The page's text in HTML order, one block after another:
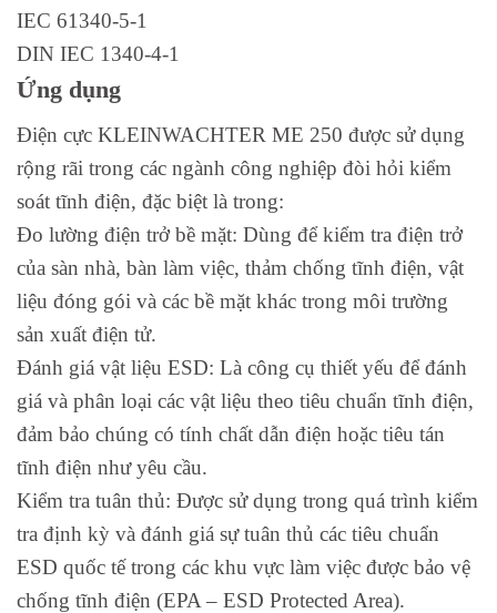
IEC 61340-5-1
DIN IEC 1340-4-1
Ứng dụng
Điện cực KLEINWACHTER ME 250 được sử dụng
rộng rãi trong các ngành công nghiệp đòi hỏi kiểm
soát tĩnh điện, đặc biệt là trong:
Đo lường điện trở bề mặt: Dùng để kiểm tra điện trở
của sàn nhà, bàn làm việc, thảm chống tĩnh điện, vật
liệu đóng gói và các bề mặt khác trong môi trường
sản xuất điện tử.
Đánh giá vật liệu ESD: Là công cụ thiết yếu để đánh
giá và phân loại các vật liệu theo tiêu chuẩn tĩnh điện,
đảm bảo chúng có tính chất dẫn điện hoặc tiêu tán
tĩnh điện như yêu cầu.
Kiểm tra tuân thủ: Được sử dụng trong quá trình kiểm
tra định kỳ và đánh giá sự tuân thủ các tiêu chuẩn
ESD quốc tế trong các khu vực làm việc được bảo vệ
chống tĩnh điện (EPA – ESD Protected Area).